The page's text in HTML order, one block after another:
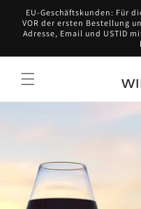
zum
Inhalt
EU-Geschäftskunden: Für
VOR der ersten Bestellung
Adresse, Email und USTID